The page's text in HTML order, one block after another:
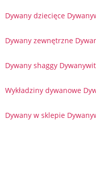
Dywany dziecięce
Dywany zewnętrzne
Dywany shaggy
Wykładziny dywanowe
Dywany w sklepie